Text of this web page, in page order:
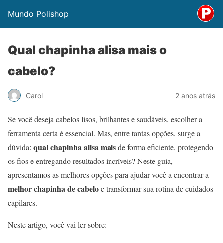
Mundo Polishop
Qual chapinha alisa mais o
cabelo?
Carol 2 anos atrás
Se você deseja cabelos lisos, brilhantes e saudáveis, escolher a
ferramenta certa é essencial. Mas, entre tantas opções, surge a
dúvida: qual chapinha alisa maisde forma eficiente, protegendo
os fios e entregando resultados incríveis? Neste guia,
apresentamos as melhores opções para ajudar você a encontrar a
melhor chapinha de cabeloe transformar sua rotina de cuidados
capilares.
Neste artigo, você vai ler sobre: